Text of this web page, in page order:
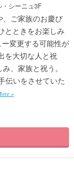
シーニュ3F
、ご家族のお慶び
とときをお楽しみ
変更する可能性が
を大切な人と祝
、家族と祝う。
伝いをさせていた
»